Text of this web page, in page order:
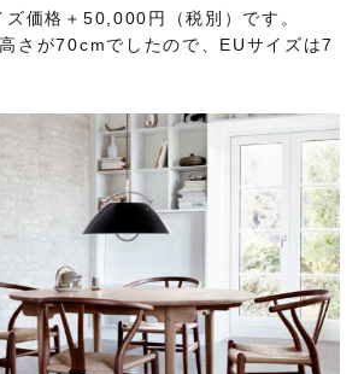
ズ価格＋50,000円（税別）です。
さが70cmでしたので、EUサイズは7